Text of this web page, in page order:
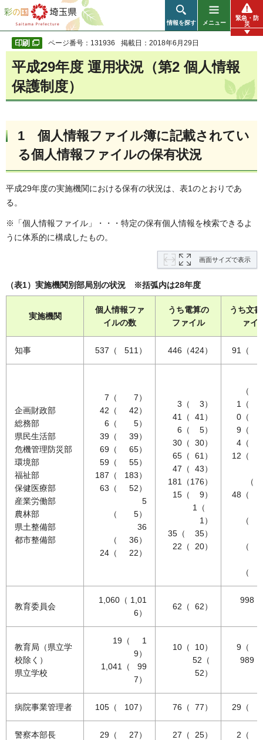
彩の国 埼玉県
情報を探す メニュー
緊急・防
災
ページ番号：131936 掲載日：2018年6月29日
平成29年度 運用状況（第2 個人情報
保護制度）
1 個人情報ファイル簿に記載されてい
る個人情報ファイルの保有状況
平成29年度の実施機関における保有の状況は、表1のとおりであ
る。
※「個人情報ファイル」・・・特定の保有個人情報を検索できるよ
うに体系的に構成したもの。
画面サイズで表示
（表1）実施機関別部局別の状況 ※括弧内は28年度
実施機関
個人情報ファ
イルの数
うち電算の
ファイル
うち文
ァイ
知事 537（ 511） 446（424） 91（
企画財政部
総務部
県民生活部
危機管理防災部
環境部
福祉部
保健医療部
産業労働部
農林部
県土整備部
都市整備部
7（ 7）
42（ 42）
6（ 5）
39（ 39）
69（ 65）
59（ 55）
187（ 183）
63（ 52）
5
（ 5）
36
（ 36）
24（ 22）
3（ 3）
41（ 41）
6（ 5）
30（ 30）
65（ 61）
47（ 43）
181（176）
15（ 9）
1（
1）
35（ 35）
22（ 20）
（
1（
0（
9（
4（
12（
（
48（
（
（
（
教育委員会
1,060（ 1,01
6）
62（ 62）
998
教育局（県立学
校除く）
県立学校
19（ 1
9）
1,041（ 99
7）
10（ 10）
52（
52）
9（
989
病院事業管理者 105（ 107） 76（ 77） 29（
警察本部長 29（ 27） 27（ 25） 2（